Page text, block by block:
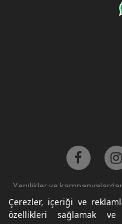
Çerezler, içeriği ve
özellikleri sağlamak
Yenilikler ve